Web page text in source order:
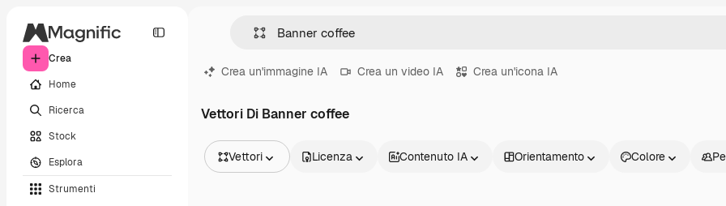
Crea
Home
Ricerca
Stock
Esplora
Strumenti
Crea un'immagine IA Crea un video IA Crea un'icona IA
Vettori Di Banner coffee
Vettori Licenza Contenuto IA Orientamento Colore